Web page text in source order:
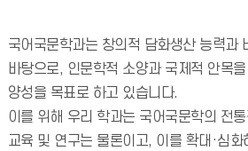
국어국문학과는 창의적 담화생산 능력과
바탕으로, 인문학적 소양과 국제적 안목
양성을 목표로 하고 있습니다.
이를 위해 우리 학과는 국어국문학의 전
교육 및 연구는 물론이고, 이를 확대·심